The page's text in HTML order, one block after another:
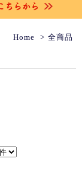
Home 全商品